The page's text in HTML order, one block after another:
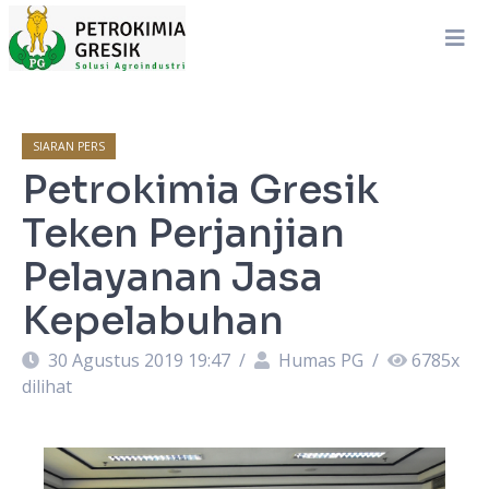
SIARAN PERS
Petrokimia Gresik
Teken Perjanjian
Pelayanan Jasa
Kepelabuhan
30 Agustus 2019 19:47 / Humas PG / 6785x
dilihat